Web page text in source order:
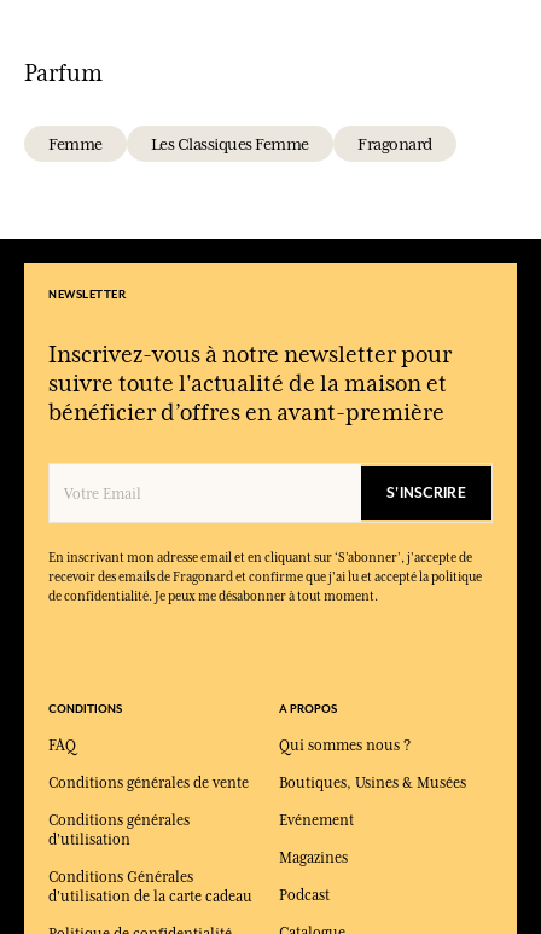
Parfum
Femme Les Classiques Femme Fragonard
NEWSLETTER
Inscrivez-vous à notre newsletter pour
suivre toute l'actualité de la maison et
bénéficier d’offres en avant-première
S'INSCRIRE
En inscrivant mon adresse email et en cliquant sur ‘S’abonner’, j'accepte de
recevoir des emails de Fragonard et confirme que j'ai lu et accepté la politique
de confidentialité. Je peux me désabonner à tout moment.
CONDITIONS
FAQ
Conditions générales de vente
Conditions générales
d'utilisation
Conditions Générales
d'utilisation de la carte cadeau
A PROPOS
Qui sommes nous ?
Boutiques, Usines & Musées
Evénement
Magazines
Podcast